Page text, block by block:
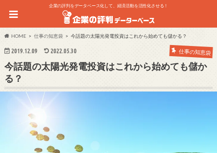
企業の評判をデータベース化して、経済活動を活性化させる！
HOME 仕事の知恵袋 今話題の太陽光発電投資はこれから始めても儲かる？
2019.12.09 2022.05.30 仕事の知恵袋
今話題の太陽光発電投資はこれから始めても儲か
る？